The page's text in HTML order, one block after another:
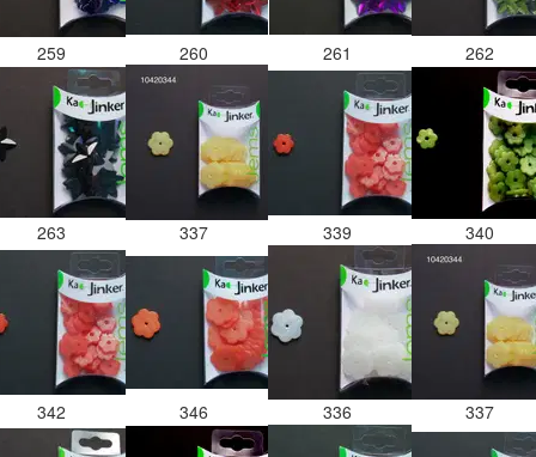
259 260 261 262
263 337 339 340
342 346 336 337